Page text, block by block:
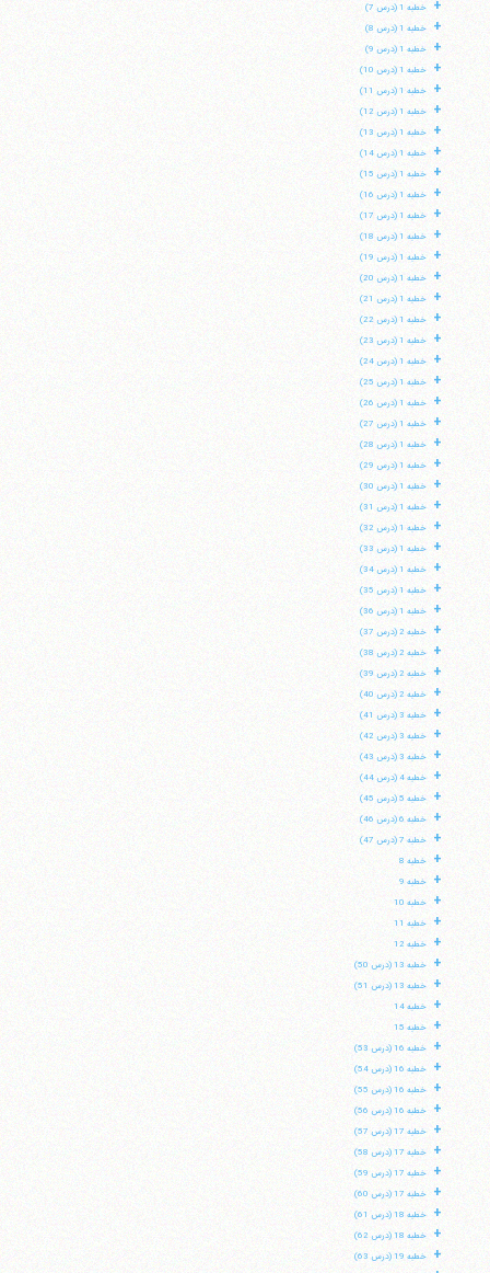
+ خطبه 1 (درس 7)
+ خطبه 1 (درس 8)
+ خطبه 1 (درس 9)
+ خطبه 1 (درس 10)
+ خطبه 1 (درس 11)
+ خطبه 1 (درس 12)
+ خطبه 1 (درس 13)
+ خطبه 1 (درس 14)
+ خطبه 1 (درس 15)
+ خطبه 1 (درس 16)
+ خطبه 1 (درس 17)
+ خطبه 1 (درس 18)
+ خطبه 1 (درس 19)
+ خطبه 1 (درس 20)
+ خطبه 1 (درس 21)
+ خطبه 1 (درس 22)
+ خطبه 1 (درس 23)
+ خطبه 1 (درس 24)
+ خطبه 1 (درس 25)
+ خطبه 1 (درس 26)
+ خطبه 1 (درس 27)
+ خطبه 1 (درس 28)
+ خطبه 1 (درس 29)
+ خطبه 1 (درس 30)
+ خطبه 1 (درس 31)
+ خطبه 1 (درس 32)
+ خطبه 1 (درس 33)
+ خطبه 1 (درس 34)
+ خطبه 1 (درس 35)
+ خطبه 1 (درس 36)
+ خطبه 2 (درس 37)
+ خطبه 2 (درس 38)
+ خطبه 2 (درس 39)
+ خطبه 2 (درس 40)
+ خطبه 3 (درس 41)
+ خطبه 3 (درس 42)
+ خطبه 3 (درس 43)
+ خطبه 4 (درس 44)
+ خطبه 5 (درس 45)
+ خطبه 6 (درس 46)
+ خطبه 7 (درس 47)
+ خطبه 8
+ خطبه 9
+ خطبه 10
+ خطبه 11
+ خطبه 12
+ خطبه 13 (درس 50)
+ خطبه 13 (درس 51)
+ خطبه 14
+ خطبه 15
+ خطبه 16 (درس 53)
+ خطبه 16 (درس 54)
+ خطبه 16 (درس 55)
+ خطبه 16 (درس 56)
+ خطبه 17 (درس 57)
+ خطبه 17 (درس 58)
+ خطبه 17 (درس 59)
+ خطبه 17 (درس 60)
+ خطبه 18 (درس 61)
+ خطبه 18 (درس 62)
+ خطبه 19 (درس 63)